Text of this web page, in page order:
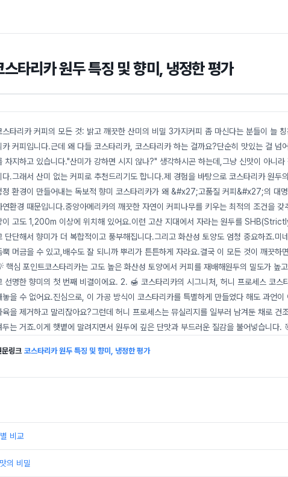
스타리카 원두 특징 및 향미, 냉정한 평가
스타리카 커피의 모든 것: 밝고 깨끗한 산미의 비밀 3가지커피 좀 마신다는 분들이 늘
카 커피입니다.근데 왜 다들 코스타리카, 코스타리카 하는 걸까요?단순히 맛있는 걸 넘
차지하고 있습니다."산미가 강하면 시지 않나?" 생각하시곤 하는데,그냥 신맛이 아니
다.그래서 산미 없는 커피로 추천드리기도 합니다.제 경험을 바탕으로 코스타리카 원
정 환경이 만들어내는 독보적 향미 코스타리카가 왜 &#x27;고품질 커피&#x27;의 대
연환경 때문입니다.중앙아메리카의 깨끗한 자연이 커피나무를 키우는 최적의 조건을
이 고도 1,200m 이상에 위치해 있어요.이런 고산 지대에서 자라는 원두를
단단해서 향미가 더 복합적이고 풍부해집니다.그리고 화산성 토양도 엄청 중요하죠.미
뿍 머금을 수 있고,배수도 잘 되니까 뿌리가 튼튼하게 자라요.결국 이 모든 것이 깨끗하
핵심 포인트코스타리카는 고도 높은 화산성 토양에서 커피를 재배해원두의 밀도가 높
선명한 향미의 첫 번째 비결이에요. 2. 🍯 코스타리카의 시그니처, 허니 프로세스 코스
놓을 수 없어요.진심으로, 이 가공 방식이 코스타리카를 특별하게 만들었다 해도 과언이
육을 제거하고 말리잖아요?그런데 허니 프로세스는 뮤실리지를 일부러 남겨둔 채로 건
두는 거죠.이게 햇볕에 말려지면서 원두에 깊은 단맛과 부드러운 질감을 불어넣습니다.
문링크 코스타리카 원두 특징 및 향미, 냉정한 평가
비교
의 비밀